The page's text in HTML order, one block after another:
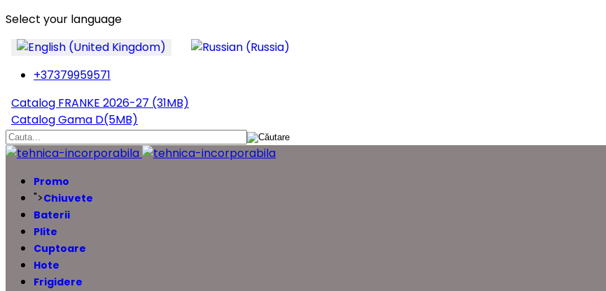
Select your language
+37379959571
Catalog FRANKE 2026-27 (31MB)
Catalog Gama D(5MB)
Promo
">Chiuvete
Baterii
Plite
Cuptoare
Hote
Frigidere